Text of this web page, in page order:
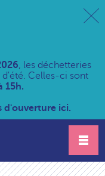
, les déchetteries
d'été. Celles-ci sont
15h.
d'ouverture ici.